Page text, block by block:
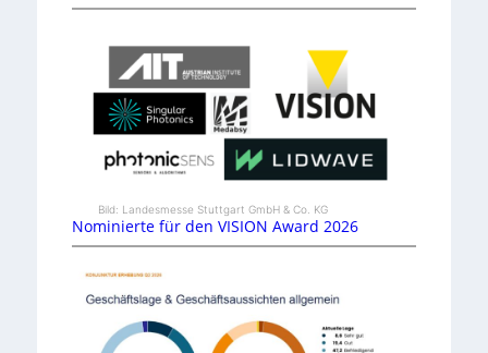
Bild: Landesmesse Stuttgart GmbH & Co. KG
Nominierte für den VISION Award 2026